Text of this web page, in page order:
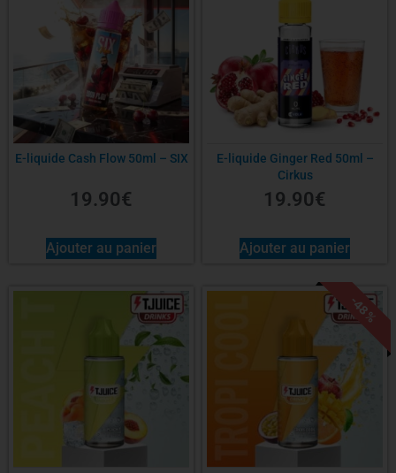
E-liquide Cash Flow 50ml – SIX
19.90€
Ajouter au panier
E-liquide Ginger Red 50ml –
Cirkus
19.90€
Ajouter au panier
-48%